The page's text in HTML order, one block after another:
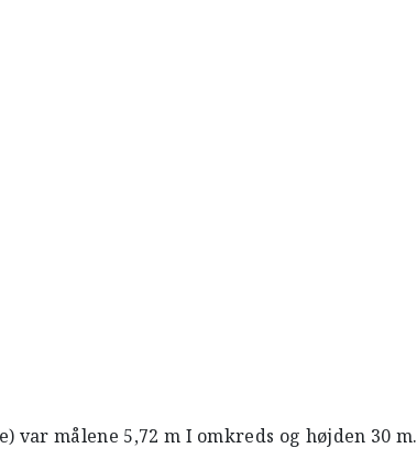
var målene 5,72 m I omkreds og højden 30 m.